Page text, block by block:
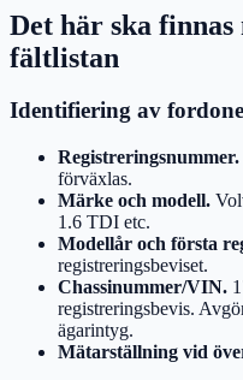
Det här ska
fältlistan
Identifiering av
Registreringsnummer.
förväxlas.
Märke och modell.
1.6 TDI etc.
Modellår och första
registreringsbeviset.
Chassinummer/VIN.
registreringsbevis.
ägarintyg.
Mätarställning vid